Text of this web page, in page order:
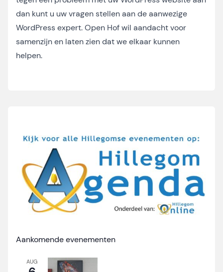
dan kunt u uw vragen stellen aan de aanwezige
WordPress expert. Open Hof wil aandacht voor
samenzijn en laten zien dat we elkaar kunnen
helpen.
Aankomende evenementen
AUG